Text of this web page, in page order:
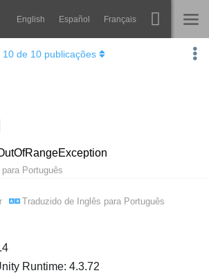
English Español Français
Spine
Aprender
Perguntas Frequentes
para Português
10 de 10 publicações
Traduzido de Inglês para Português
Runtime: 4.3.72